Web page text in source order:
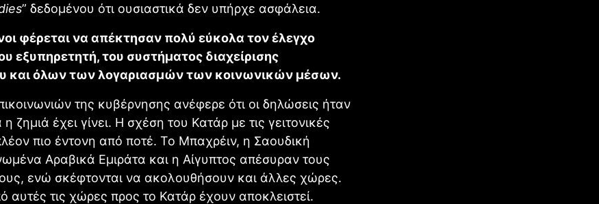
” δεδομένου ότι ουσιαστικά δεν υπήρχε ασφάλεια.
φέρεται να απέκτησαν πολύ εύκολα τον έλεγχο
εξυπηρετητή, του συστήματος διαχείρισης
και όλων των λογαριασμών των κοινωνικών μέσων.
της κυβέρνησης ανέφερε ότι οι δηλώσεις ήταν
ζημιά έχει γίνει. Η σχέση του Κατάρ με τις γειτονικές
πιο έντονη από ποτέ. Το Μπαχρέιν, η Σαουδική
Αραβικά Εμιράτα και η Αίγυπτος απέσυραν τους
ενώ σκέφτονται να ακολουθήσουν και άλλες χώρες.
αυτές τις χώρες προς το Κατάρ έχουν αποκλειστεί.